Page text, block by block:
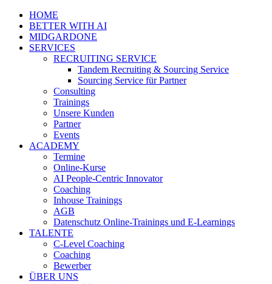
HOME
BETTER WITH AI
MIDGARDONE
SERVICES
RECRUITING SERVICE
Tandem Recruiting & Sourcing Service
Sourcing Service für Partner
Consulting
Trainings
Unsere Kunden
Partner
Events
ACADEMY
Termine
Online-Kurse
AI People-Centric Innovator
Coaching
Inhouse Trainings
AGB
Datenschutz Online-Trainings und E-Learnings
TALENTE
C-Level Coaching
Coaching
Bewerber
ÜBER UNS